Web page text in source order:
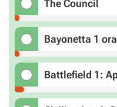
The Council
Bayonetta 1
Battlefield 1: